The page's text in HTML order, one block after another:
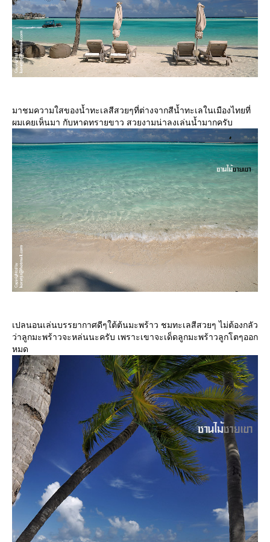
มาชมความใสของน้ำทะเลสีสวยๆที่ต่างจากสีน้ำทะเลในเมืองไทยที่
ผมเคยเห็นมา กับหาดทรายขาว สวยงามน่าลงเล่นน้ำมากครับ
เปลนอนเล่นบรรยากาศดีๆใต้ต้นมะพร้าว ชมทะเลสีสวยๆ ไม่ต้องกลัว
ว่าลูกมะพร้าวจะหล่นนะครับ เพราะเขาจะเด็ดลูกมะพร้าวลูกโตๆออก
หมด